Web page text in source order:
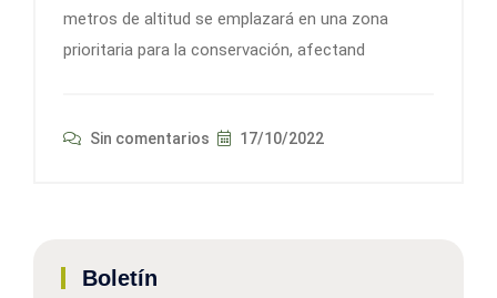
metros de altitud se emplazará en una zona
prioritaria para la conservación, afectand
Sin comentarios 17/10/2022
Boletín